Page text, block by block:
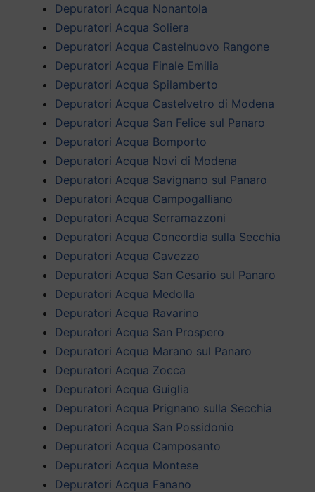
Depuratori Acqua Nonantola
Depuratori Acqua Soliera
Depuratori Acqua Castelnuovo Rangone
Depuratori Acqua Finale Emilia
Depuratori Acqua Spilamberto
Depuratori Acqua Castelvetro di Modena
Depuratori Acqua San Felice sul Panaro
Depuratori Acqua Bomporto
Depuratori Acqua Novi di Modena
Depuratori Acqua Savignano sul Panaro
Depuratori Acqua Campogalliano
Depuratori Acqua Serramazzoni
Depuratori Acqua Concordia sulla Secchia
Depuratori Acqua Cavezzo
Depuratori Acqua San Cesario sul Panaro
Depuratori Acqua Medolla
Depuratori Acqua Ravarino
Depuratori Acqua San Prospero
Depuratori Acqua Marano sul Panaro
Depuratori Acqua Zocca
Depuratori Acqua Guiglia
Depuratori Acqua Prignano sulla Secchia
Depuratori Acqua San Possidonio
Depuratori Acqua Camposanto
Depuratori Acqua Montese
Depuratori Acqua Fanano